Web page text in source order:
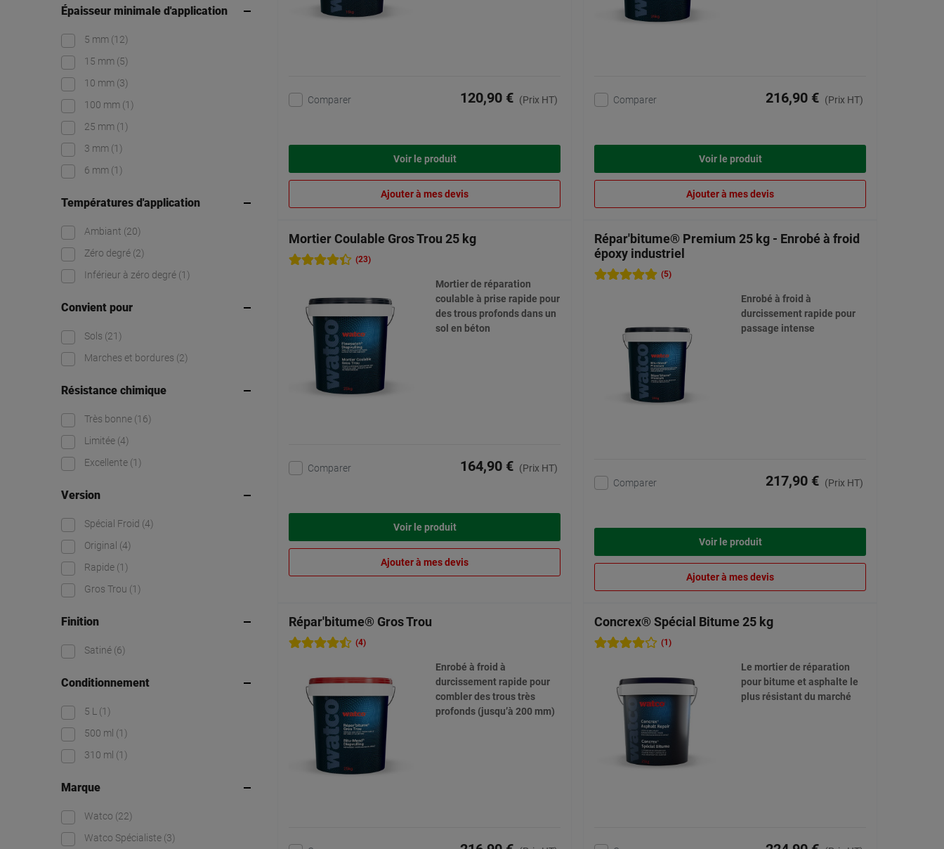
Épaisseur minimale d'application
5 mm (12)
15 mm (5)
10 mm (3)
100 mm (1)
25 mm (1)
3 mm (1)
6 mm (1)
Températures d'application
Ambiant (20)
Zéro degré (2)
Inférieur à zéro degré (1)
Convient pour
Sols (21)
Marches et bordures (2)
Résistance chimique
Très bonne (16)
Limitée (4)
Excellente (1)
Version
Spécial Froid (4)
Original (4)
Rapide (1)
Gros Trou (1)
Finition
Satiné (6)
Conditionnement
5 L (1)
500 ml (1)
310 ml (1)
Marque
Watco (22)
Watco Spécialiste (3)
Comparer 120,90 € (Prix HT)
Voir le produit
Ajouter à mes devis
Comparer 216,90 € (Prix HT)
Voir le produit
Ajouter à mes devis
Mortier Coulable Gros Trou 25 kg
(23)
Mortier de réparation
coulable à prise rapide pour
des trous profonds dans un
sol en béton
Comparer 164,90 € (Prix HT)
Voir le produit
Ajouter à mes devis
Répar'bitume® Premium 25 kg - Enrobé à froid
époxy industriel
(5)
Enrobé à froid à
durcissement rapide pour
passage intense
Comparer 217,90 € (Prix HT)
Voir le produit
Ajouter à mes devis
Répar'bitume® Gros Trou
(4)
Enrobé à froid à
durcissement rapide pour
combler des trous très
profonds (jusqu’à 200 mm)
Concrex® Spécial Bitume 25 kg
(1)
Le mortier de réparation
pour bitume et asphalte le
plus résistant du marché